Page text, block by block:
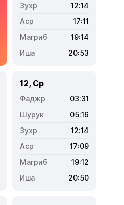
12:14
17:11
19:14
20:53
12, Ср
03:31
05:16
12:14
17:09
19:12
20:50